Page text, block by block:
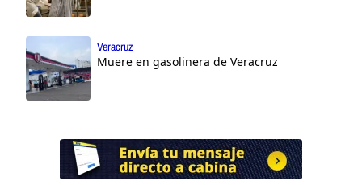
Veracruz
Muere en gasolinera de Veracruz